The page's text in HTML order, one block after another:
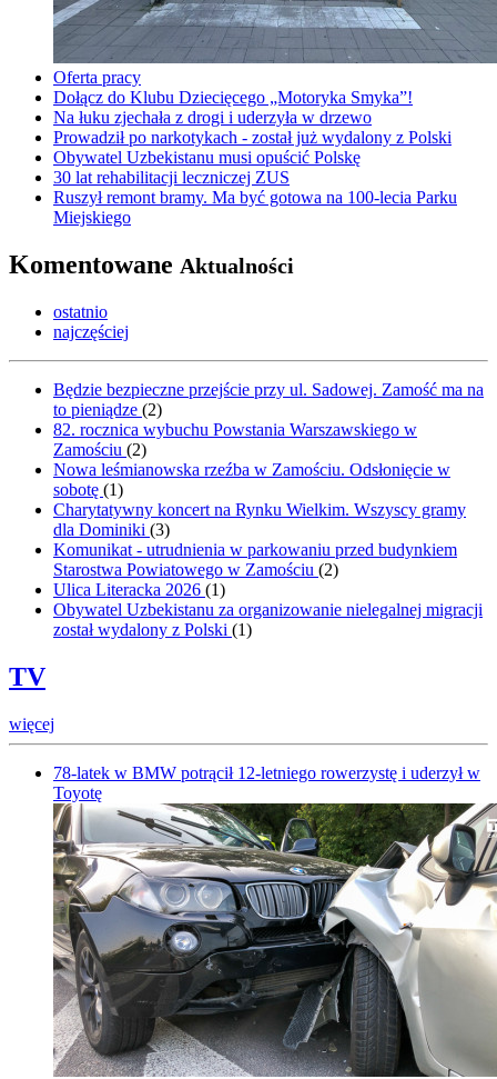
Oferta pracy
Dołącz do Klubu Dziecięcego „Motoryka Smyka”!
Na łuku zjechała z drogi i uderzyła w drzewo
Prowadził po narkotykach - został już wydalony z Polski
Obywatel Uzbekistanu musi opuścić Polskę
30 lat rehabilitacji leczniczej ZUS
Ruszył remont bramy. Ma być gotowa na 100-lecia Parku
Miejskiego
Komentowane Aktualności
ostatnio
najczęściej
Będzie bezpieczne przejście przy ul. Sadowej. Zamość ma na
to pieniądze (2)
82. rocznica wybuchu Powstania Warszawskiego w
Zamościu (2)
Nowa leśmianowska rzeźba w Zamościu. Odsłonięcie w
sobotę (1)
Charytatywny koncert na Rynku Wielkim. Wszyscy gramy
dla Dominiki (3)
Komunikat - utrudnienia w parkowaniu przed budynkiem
Starostwa Powiatowego w Zamościu (2)
Ulica Literacka 2026 (1)
Obywatel Uzbekistanu za organizowanie nielegalnej migracji
został wydalony z Polski (1)
TV
więcej
78-latek w BMW potrącił 12-letniego rowerzystę i uderzył w
Toyotę